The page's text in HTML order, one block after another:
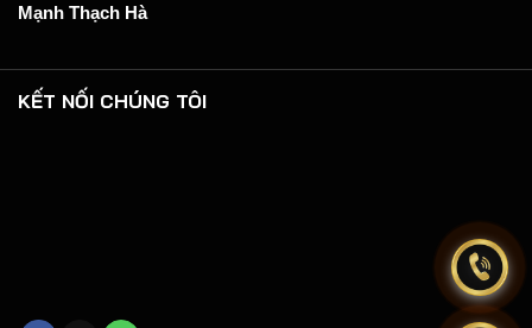
Mạnh Thạch Hà
KẾT NỐI CHÚNG TÔI
.